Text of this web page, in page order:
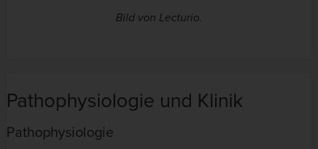
Bild von Lecturio.
Pathophysiologie und Klinik
Pathophysiologie